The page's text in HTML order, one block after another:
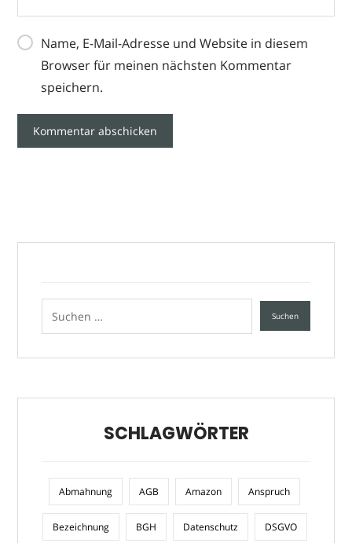
Name, E-Mail-Adresse und Website in diesem
Browser für meinen nächsten Kommentar
speichern.
SCHLAGWÖRTER
Abmahnung AGB Amazon Anspruch
Bezeichnung BGH Datenschutz DSGVO